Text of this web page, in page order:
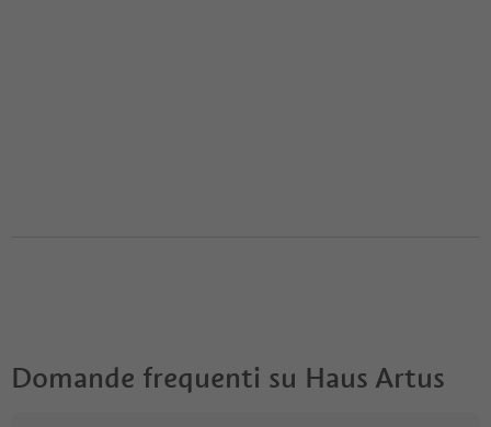
Domande frequenti su Haus Artus